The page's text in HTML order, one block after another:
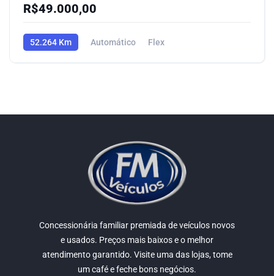
R$49.000,00
52.264 Km Automático Flex
Concessionária familiar premiada de veículos novos
e usados. Preços mais baixos e o melhor
atendimento garantido. Visite uma das lojas, tome
um café e feche bons negócios.